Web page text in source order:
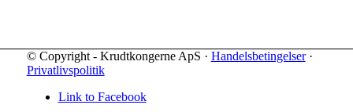
© Copyright - Krudtkongerne ApS · Handelsbetingelser·
Privatlivspolitik
Link to Facebook